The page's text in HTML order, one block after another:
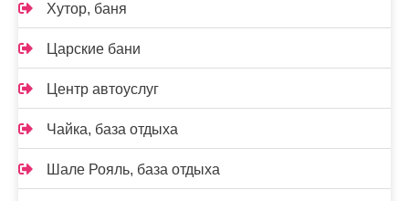
Хутор, баня
Царские бани
Центр автоуслуг
Чайка, база отдыха
Шале Рояль, база отдыха